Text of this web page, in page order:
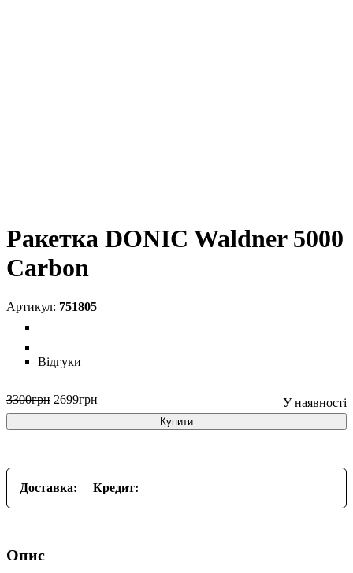
Ракетка DONIC Waldner 5000
Carbon
751805
Відгуки
3300грн 2699грн
Купити
Доставка: Кредит:
Опис